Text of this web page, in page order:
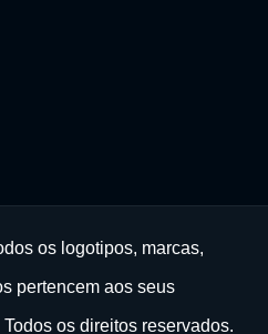
os logotipos, marcas,
pertencem aos seus
os direitos reservados.